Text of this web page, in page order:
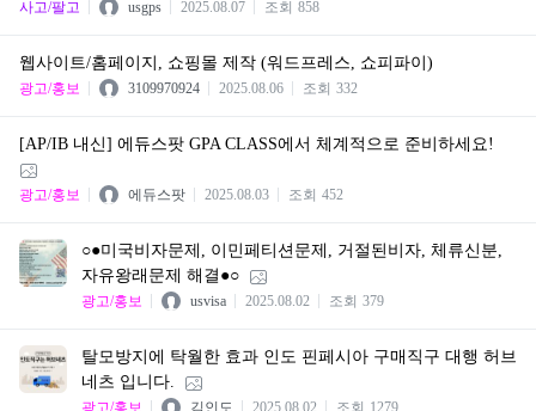
사고/팔고 usgps 2025.08.07 조회 858
웹사이트/홈페이지, 쇼핑몰 제작 (워드프레스, 쇼피파이)
광고/홍보 3109970924 2025.08.06 조회 332
[AP/IB 내신] 에듀스팟 GPA CLASS에서 체계적으로 준비하세요!
광고/홍보 에듀스팟 2025.08.03 조회 452
○●미국비자문제, 이민페티션문제, 거절된비자, 체류신분,
자유왕래문제 해결●○
광고/홍보 usvisa 2025.08.02 조회 379
탈모방지에 탁월한 효과 인도 핀페시아 구매직구 대행 허브
네츠 입니다.
광고/홍보 김인도 2025.08.02 조회 1279